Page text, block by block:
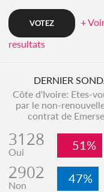
+
resultats
DERNIER
Côte d'Ivoire: Etes-
par le non-
contrat de
3128
Oui 51%
2902
Non 47%